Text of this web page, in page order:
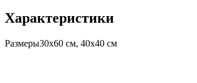
Характеристики
Размеры30х60 см, 40х40 см